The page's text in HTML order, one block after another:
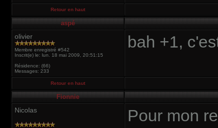
Retour en haut
aspé
olivier
Membre enregistré #542
Inscrit(e) le: lun. 18 mai 2009, 20:51:15
Résidence: (66)
Messages: 233
bah +1,
Retour en haut
Fionnie
Nicolas Pour mon